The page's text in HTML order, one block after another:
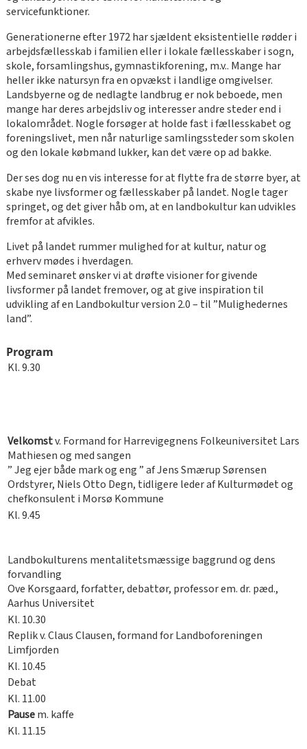
servicefunktioner.
Generationerne efter 1972 har sjældent eksistentielle rødder i
arbejdsfællesskab i familien eller i lokale fællesskaber i sogn,
skole, forsamlingshus, gymnastikforening, m.v.. Mange har
heller ikke natursyn fra en opvækst i landlige omgivelser.
Landsbyerne og de nedlagte landbrug er nok beboede, men
mange har deres arbejdsliv og interesser andre steder end i
lokalområdet. Nogle forsøger at holde fast i fællesskabet og
foreningslivet, men når naturlige samlingssteder som skolen
og den lokale købmand lukker, kan det være op ad bakke.
Der ses dog nu en vis interesse for at flytte fra de større byer, at
skabe nye livsformer og fællesskaber på landet. Nogle tager
springet, og det giver håb om, at en landbokultur kan udvikles
fremfor at afvikles.
Livet på landet rummer mulighed for at kultur, natur og
erhverv mødes i hverdagen.
Med seminaret ønsker vi at drøfte visioner for givende
livsformer på landet fremover, og at give inspiration til
udvikling af en Landbokultur version 2.0 – til ”Mulighedernes
land”.
Program
Kl. 9.30
Velkomstv. Formand for Harrevigegnens Folkeuniversitet Lars
Mathiesen og med sangen
” Jeg ejer både mark og eng ” af Jens Smærup Sørensen
Ordstyrer, Niels Otto Degn, tidligere leder af Kulturmødet og
chefkonsulent i Morsø Kommune
Kl. 9.45
Landbokulturens mentalitetsmæssige baggrund og dens
forvandling
Ove Korsgaard, forfatter, debattør, professor em. dr. pæd.,
Aarhus Universitet
Kl. 10.30
Replik v. Claus Clausen, formand for Landboforeningen
Limfjorden
Kl. 10.45
Debat
Kl. 11.00
Pausem. kaffe
Kl. 11.15